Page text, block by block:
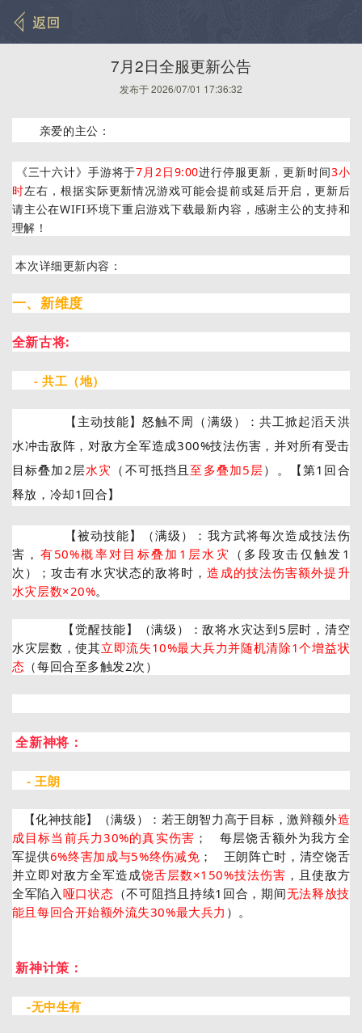
7月2日全服更新公告
发布于 2026/07/01 17:36:32
亲爱的主公：
《三十六计》手游将于7月2 日9:00进行停服更新，更新时间3小
时左右，根据实际更新情况游戏可能会提前或延后开启，更新后
请主公在WIFI环境下重启游戏下载最新内容，感谢主公的支持和
理解！
本次详细更新内容：
一、新维度
全新古将:
- 共工 （地）
【主动技能】怒触不周 （满级）： 共工掀起滔天洪
水冲击敌阵，对敌方全军造成300%技法伤害，并对所有受击
目标叠加2层水灾 （不可抵挡且至多叠加5层）。
【第1回合
释放 ，冷却1回合】
【被动技能】（满级）： 我方武将每次造成技法伤
害， 有50%概率对目标叠加1层水灾 （多段攻击仅触发1
次）；攻击有水灾状态的敌将时，造成的技法伤害额外提升
水灾层数×20%。
【觉醒技能】（满级）：敌将水灾达到5层时，清空
水灾层数，使其立即流失10%最大兵力并随机清除1个增益状
态 （每回合至多触发2次）
全新神将：
- 王朗
【化神技能】（满级）：若王朗智力高于目标，激辩额外造
成目标当前兵力30%的真实伤害 ； 每层饶舌额外为我方全
军提供6%终害加成与5%终伤减免 ； 王朗阵亡时，清空饶舌
并立即对敌方全军造成饶舌层数×150%技法伤害 ，且使敌方
全军陷入 哑口状态 （不可阻挡且持续1回合，期间无法释放技
能且每回合开始额外流失30%最大兵力 ）。
新神计策：
-无中生有